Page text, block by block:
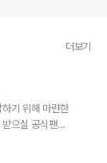
더보기
기 위해 마련한
으실 공식팬카